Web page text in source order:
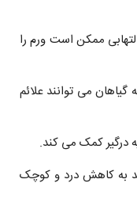
ممکن است ورم را
می توانند علائم
درگیر کمک می کند.
به کاهش درد و کوچک